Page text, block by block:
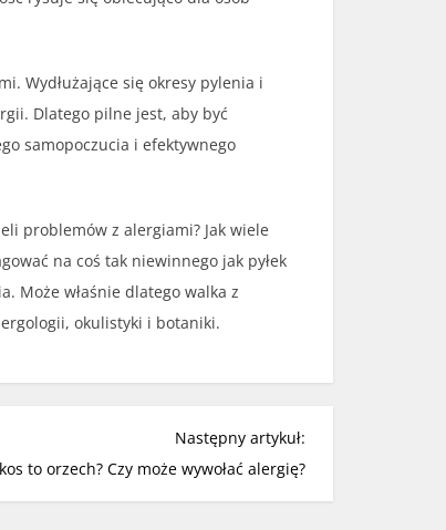
Wydłużające się okresy pylenia i
Dlatego pilne jest, aby być
samopoczucia i efektywnego
problemów z alergiami? Jak wiele
na coś tak niewinnego jak pyłek
Może właśnie dlatego walka z
okulistyki i botaniki.
Następny artykuł:
to orzech? Czy może wywołać alergię?